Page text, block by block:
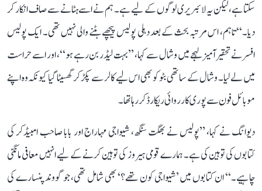
سکتا ہے، لیکن یہ لائبریری لوگوں کے لیے ہے۔ ہم نے اسے ہٹانے سے صاف انکار کر
دیا۔‘‘ تاہم، اس مرتبہ بحث کے بعد دہلی پولیس پیچھے ہٹنے والی نہیں تھی۔ ایک پولیس
افسر نے تحقیر آمیز لہجے میں وشال سے کہا، ’’بہت لیڈر بن رہے ہو‘‘، اور اسے حراست
میں لے لیا۔ وشال کے ساتھی بٹو کو بھی اس لیے کالر سے پکڑ کر گھسیٹا گیا کیونکہ وہ اپنے
موبائل فون سے پوری کارروائی ریکارڈ کر رہا تھا۔
دیوانگ نے کہا، ’’پولیس نے بھگت سنگھ، شیواجی مہاراج اور بابا صاحب امبیڈکر کی
کتابوں کی توہین کی ہے۔ ہمارے قومی ہیروز کی توہین کرنے کے لیے انہیں معافی مانگنی
چاہیے۔‘‘ ان کتابوں میں ’شیواجی کون تھے؟‘ بھی شامل تھی، جو گووند پنسارے کی